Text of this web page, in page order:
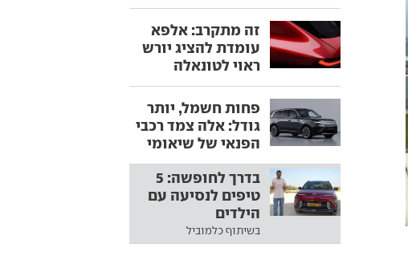
זה מתקרב: אלפא
עומדת להציג יורש
ראוי לטונאלה
פחות חשמל, יותר
גודל: אלה צמד רכבי
הפנאי של שיאומי
בדרך לחופשה: 5
טיפים לנסיעה עם
הילדים
בשיתוף כלמוביל